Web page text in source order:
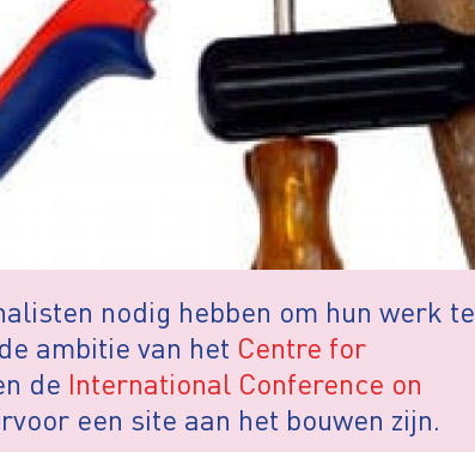
nodig hebben om hun werk te
ambitie van het Centre for
de International Conference on
een site aan het bouwen zijn.